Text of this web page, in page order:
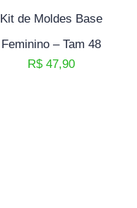
Kit de Moldes Base
Feminino – Tam 48
R$47,90